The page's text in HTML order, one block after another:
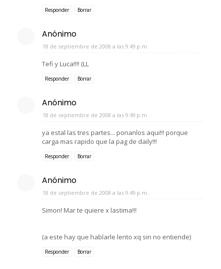
Responder Borrar
Anónimo
18 de septiembre de 2008 a las 9:49 p.m.
Tefi y Luca!!!! (LL
Responder Borrar
Anónimo
18 de septiembre de 2008 a las 9:49 p.m.
ya estal las tres partes... ponanlos aqui!!! porque
carga mas rapido que la pag de daily!!!
Responder Borrar
Anónimo
18 de septiembre de 2008 a las 9:49 p.m.
Simon! Mar te quiere x lastima!!!
(a este hay que hablarle lento xq sin no entiende)
Responder Borrar